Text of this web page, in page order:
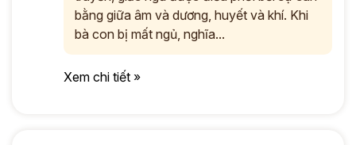
bằng giữa âm và dương, huyết và khí. Khi
bà con bị mất ngủ, nghĩa...
Xem chi tiết »